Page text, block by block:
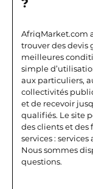
AfriqMarket.com
trouver des devis
meilleures
simple
aux particuliers,
collectivités
et de recevoir
qualifiés. Le site
des clients et des
services :
Nous sommes
questions.